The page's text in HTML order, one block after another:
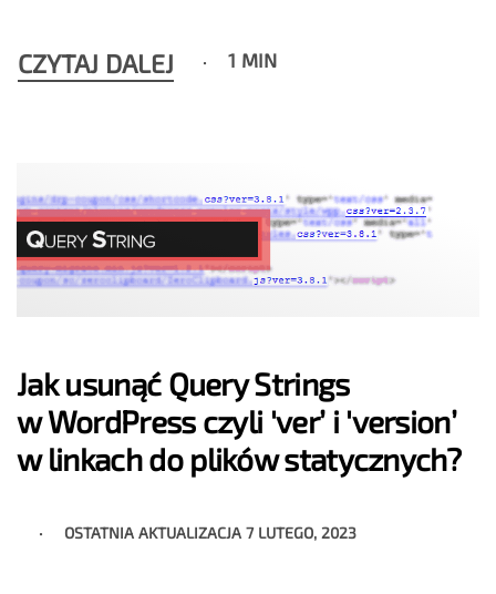
CZYTAJ DALEJ 1 MIN
Jak usunąć Query Strings
w WordPress czyli 'ver’ i 'version’
w linkach do plików statycznych?
OSTATNIA AKTUALIZACJA7 LUTEGO, 2023